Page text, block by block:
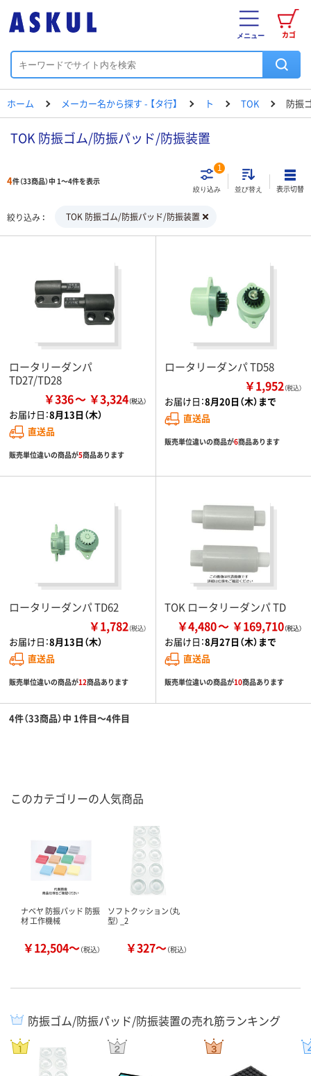
カゴ
メニュー
ホーム メーカー名から探す - 【タ行】 ト TOK 防振
TOK 防振ゴム/防振パッド/防振装置
4件（33商品）中 1～4件を表示
絞り込み
1
並び替え 表示切替
絞り込み TOK 防振ゴム/防振パッド/防振装置
ロータリーダンパ
TD27/TD28
￥336 ￥3,324
お届け日：8月13日（木）
直送品
販売単位違いの商品が5商品あります
ロータリーダンパ TD58
￥1,952（税込）
お届け日：8月20日（木）まで
直送品
販売単位違いの商品が6商品あります
ロータリーダンパ TD62
￥1,782（税込）
お届け日：8月13日（木）
直送品
販売単位違いの商品が12商品あります
TOK ロータリーダンパ TD
￥4,480 ￥169,710
お届け日：8月27日（木）まで
直送品
販売単位違いの商品が10商品あります
4件（33商品）中 1件目～4件目
このカテゴリーの人気商品
ナベヤ 防振パッド 防振
材 工作機械
￥12,504～（税込）
ソフトクッション（丸
型） _2
￥327～（税込）
防振ゴム/防振パッド/防振装置の売れ筋ランキング